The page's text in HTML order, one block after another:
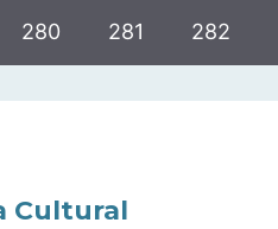
280 281 282
Cultural